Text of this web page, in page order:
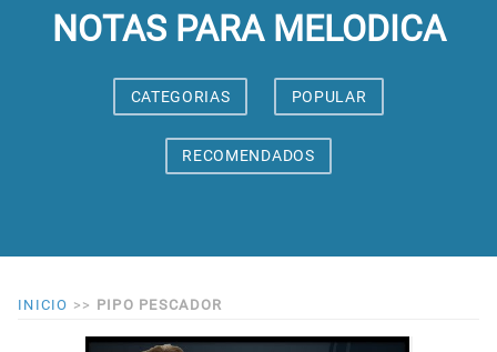
NOTAS PARA MELODICA
CATEGORIAS POPULAR
RECOMENDADOS
INICIO >> PIPO PESCADOR